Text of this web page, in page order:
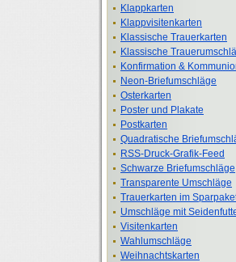
Klappkarten
Klappvisitenkarten
Klassische Trauerkarten
Klassische
Konfirmation &
Neon-Briefumschläge
Osterkarten
Poster und Plakate
Postkarten
Quadratische
RSS-Druck-Grafik-Feed
Schwarze Briefumschläge
Transparente Umschläge
Trauerkarten im
Umschläge mit
Visitenkarten
Wahlumschläge
Weihnachtskarten